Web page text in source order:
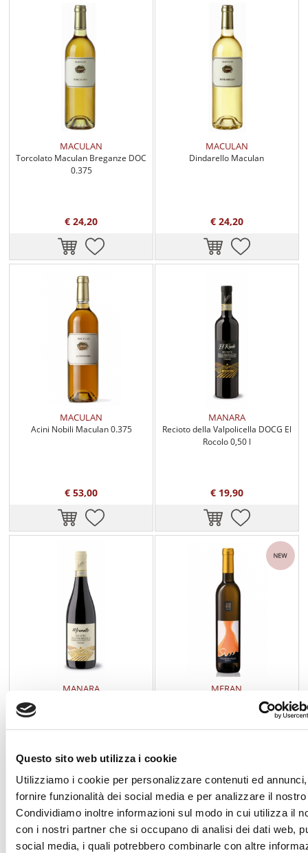
Questo sito web utilizza i cookie
Utilizziamo i cookie per personalizzare contenuti ed
fornire funzionalità dei social media e per analizzare il
Condividiamo inoltre informazioni sul modo in cui utilizza il
con i nostri partner che si occupano di analisi dei dati web,
social media, i quali potrebbero combinarle con altre
MACULAN
Torcolato Maculan Breganze DOC
0.375
€ 24,20
MACULAN
Dindarello Maculan
€ 24,20
MACULAN
Acini Nobili Maculan 0.375
€ 53,00
MANARA
Recioto della Valpolicella DOCG El
Rocolo 0,50 l
€ 19,90
MANARA
Recioto della Valpolicella DOCG
€ 18,55
MERAN
Moscato Giallo passito Sissi 0.375